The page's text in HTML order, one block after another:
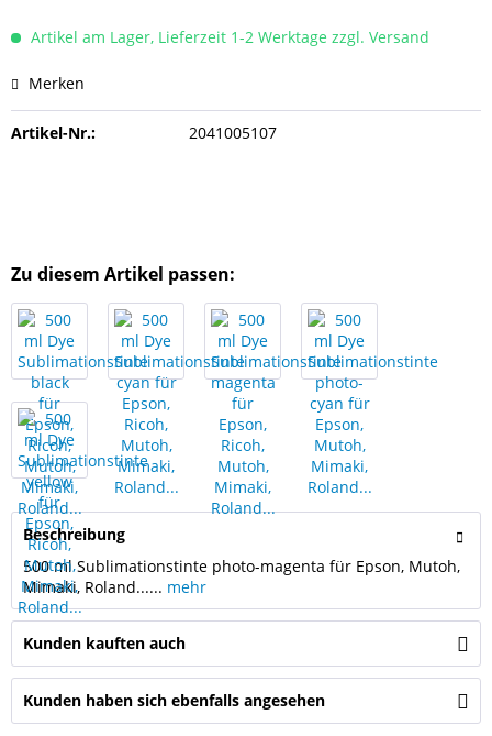
Artikel am Lager, Lieferzeit 1-2 Werktage zzgl. Versand
Merken
Artikel-Nr.: 2041005107
Zu diesem Artikel passen:
Beschreibung
500 ml Sublimationstinte photo-magenta für Epson, Mutoh,
Mimaki, Roland...... mehr
Kunden kauften auch
Kunden haben sich ebenfalls angesehen